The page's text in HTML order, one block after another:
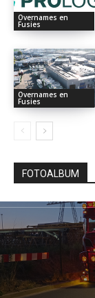
Overnames en
Fusies
Overnames en
Fusies
FOTOALBUM